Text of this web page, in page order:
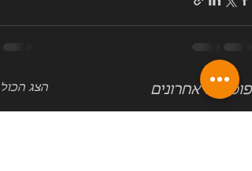
פוסטים אחרונים הצג הכול